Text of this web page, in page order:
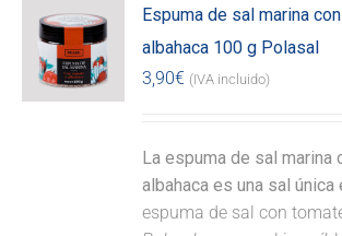
Espuma de sal marina
albahaca 100 g Polasal
3,90€ (IVA incluido)
La espuma de sal marina
albahaca es una sal única
espuma de sal con